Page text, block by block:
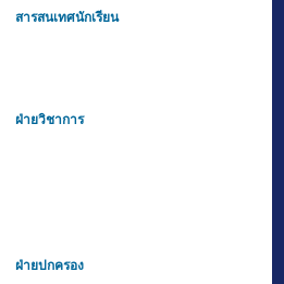
สารสนเทศนักเรียน
ฝ่ายวิชาการ
ฝ่ายปกครอง